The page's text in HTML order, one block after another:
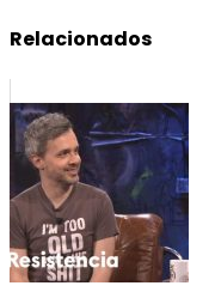
Relacionados